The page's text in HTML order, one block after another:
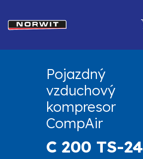
Pojazdný
vzduchový
kompresor
CompAir
C 200 TS-24